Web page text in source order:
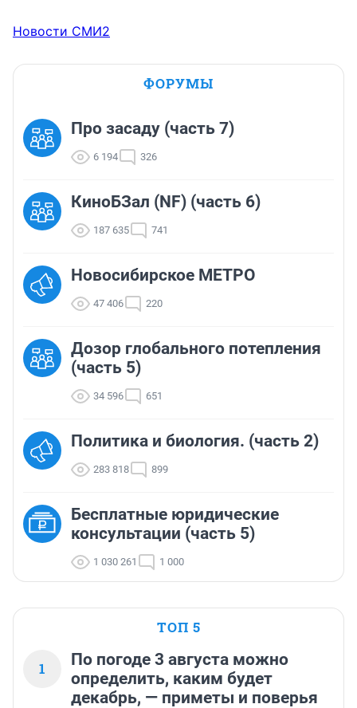
Новости СМИ2
ФОРУМЫ
Про засаду (часть 7)
6 194 326
КиноБЗал (NF) (часть 6)
187 635 741
Новосибирское МЕТРО
47 406 220
Дозор глобального потепления
(часть 5)
34 596 651
Политика и биология. (часть 2)
283 818 899
Бесплатные юридические
консультации (часть 5)
1 030 261 1 000
ТОП 5
1
По погоде 3 августа можно
определить, каким будет
декабрь, — приметы и поверья